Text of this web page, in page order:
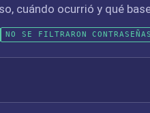
cuándo ocurrió y qué
NO SE FILTRARON CONTRASEÑAS